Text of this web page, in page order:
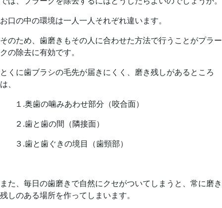
お口の中の環境は一人一人それぞれ違います。
そのため、歯磨きもその人に合わせた方法で行うことがプラー
クの除去に有効です。
とくに歯ブラシの毛先が届きにくく、磨き残しがあるところ
は、
１.奥歯の噛みあわせ部分（咬合面）
２.歯と歯の間（隣接面）
３.歯と歯ぐきの境目（歯頸部）
また、毎日の歯磨きで自然にクセがついてしまうと、常に磨き
残しのある場所を作ってしまいます。